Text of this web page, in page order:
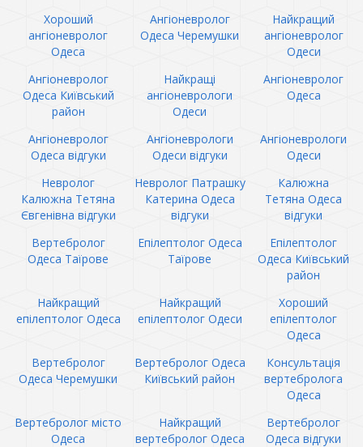
Хороший
ангіоневролог
Одеса
Ангіоневролог
Одеса Черемушки
Найкращий
ангіоневролог
Одеси
Ангіоневролог
Одеса Київський
район
Найкращі
ангіоневрологи
Одеси
Ангіоневролог
Одеса
Ангіоневролог
Одеса відгуки
Ангіоневрологи
Одеси відгуки
Ангіоневрологи
Одеси
Невролог
Калюжна Тетяна
Євгенівна відгуки
Невролог Патрашку
Катерина Одеса
відгуки
Калюжна
Тетяна Одеса
відгуки
Вертебролог
Одеса Таїрове
Епілептолог Одеса
Таїрове
Епілептолог
Одеса Київський
район
Найкращий
епілептолог Одеса
Найкращий
епілептолог Одеси
Хороший
епілептолог
Одеса
Вертебролог
Одеса Черемушки
Вертебролог Одеса
Київський район
Консультація
вертебролога
Одеса
Вертебролог місто
Одеса
Найкращий
вертебролог Одеса
Вертебролог
Одеса відгуки